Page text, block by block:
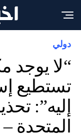
دولي
“لا يوجد
تستطيع
إليه”:
المتحدة –